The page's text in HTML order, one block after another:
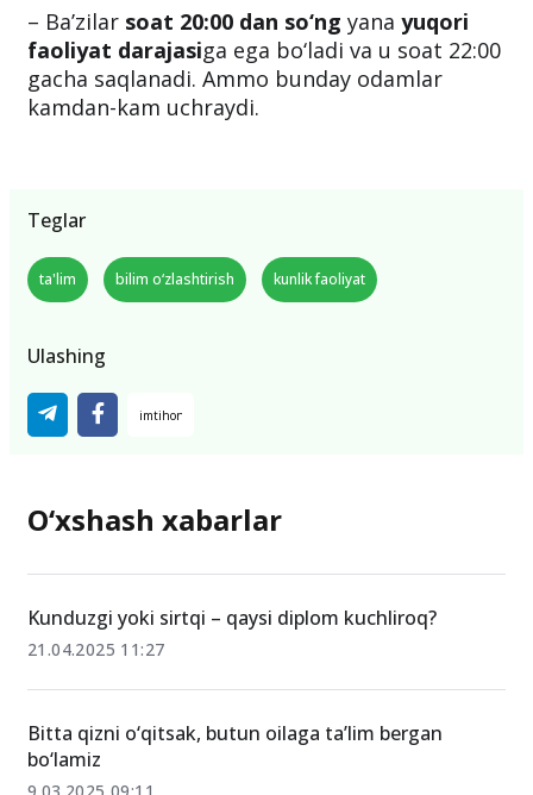
– Ba’zilar soat 20:00 dan so‘ng yana yuqori
faoliyat darajasiga ega bo‘ladi va u soat 22:00
gacha saqlanadi. Ammo bunday odamlar
kamdan-kam uchraydi.
Teglar
ta'lim bilim o‘zlashtirish kunlik faoliyat
Ulashing
O‘xshash xabarlar
Kunduzgi yoki sirtqi – qaysi diplom kuchliroq?
21.04.2025 11:27
Bitta qizni o‘qitsak, butun oilaga ta’lim bergan
bo‘lamiz